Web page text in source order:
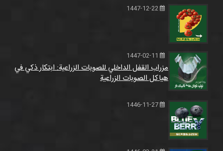
مزراب القفل الداخلي للصوبات الزراعية: ابتكار ذكي في
هياكل الصوبات الزراعية